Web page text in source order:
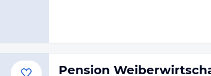
Pension